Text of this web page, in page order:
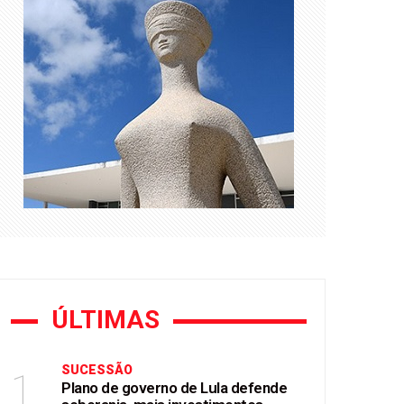
e revisão de emendas
no ABC
ÚLTIMAS
1 SUCESSÃO
Plano de governo de Lula defende